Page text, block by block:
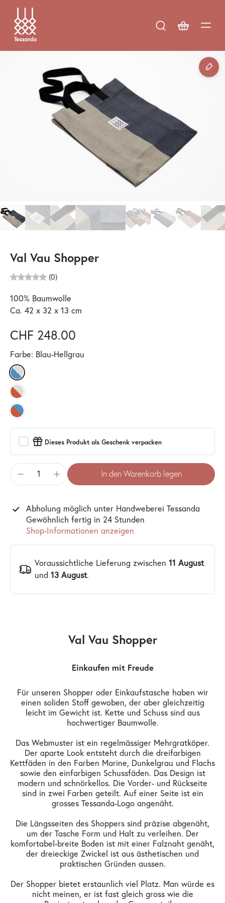
Val Vau Shopper
(0)
100% Baumwolle
Ca. 42 x 32 x 13 cm
CHF 248.00
Farbe: Blau-Hellgrau
Dieses Produkt als Geschenk verpacken
In den Warenkorb legen
Abholung möglich unter Handweberei Tessanda
Gewöhnlich fertig in 24 Stunden
Shop-Informationen anzeigen
Voraussichtliche Lieferung zwischen 11 August
und 13 August.
Val Vau Shopper
Einkaufen mit Freude
Für unseren Shopper oder Einkaufstasche haben wir
einen soliden Stoff gewoben, der aber gleichzeitig
leicht im Gewicht ist. Kette und Schuss sind aus
hochwertiger Baumwolle.
Das Webmuster ist ein regelmässiger Mehrgratköper.
Der aparte Look entsteht durch die dreifarbigen
Kettfäden in den Farben Marine, Dunkelgrau und Flachs
sowie den einfarbigen Schussfäden. Das Design ist
modern und schnörkellos. Die Vorder- und Rückseite
sind in zwei Farben geteilt. Auf einer Seite ist ein
grosses Tessanda-Logo angenäht.
Die Längsseiten des Shoppers sind präzise abgenäht,
um der Tasche Form und Halt zu verleihen. Der
komfortabel-breite Boden ist mit einer Falznaht genäht,
der dreieckige Zwickel ist aus ästhetischen und
praktischen Gründen aussen.
Der Shopper bietet erstaunlich viel Platz. Man würde es
nicht meinen, er ist fast gleich gross wie die